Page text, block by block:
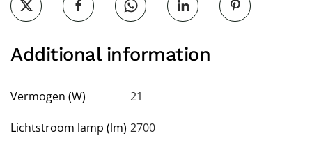
Additional information
Vermogen (W) 21
Lichtstroom lamp (lm) 2700